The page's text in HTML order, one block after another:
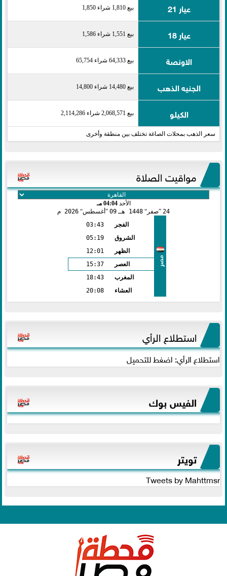
عيار 21 بيع 1,810 شراء 1,850
عيار 18 بيع 1,551 شراء 1,586
الاونصة بيع 64,333 شراء 65,754
الجنيه الذهب بيع 14,480 شراء 14,800
الكيلو بيع 2,068,571 شراء 2,114,286
سعر الذهب بمحلات الصاغة تختلف بين منطقة وأخرى
مواقيت الصلاة
الأحد04:04 مـ
24 صفر 1448 هـ 09 أغسطس 2026 م
مصر
الفجر
03:43
الشروق
05:19
الظهر
12:01
العصر
15:37
المغرب
18:43
العشاء
20:08
استطلاع الرأي
استطلاع الرأي: اضغط للتحميل
الفيس بوك
تويتر
Tweets by Mahttmsr